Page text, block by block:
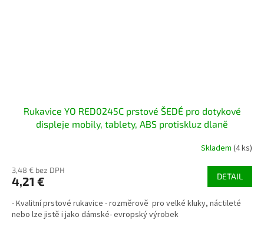
Rukavice YO RED0245C prstové ŠEDÉ pro dotykové
displeje mobily, tablety, ABS protiskluz dlaně
Skladem (4 ks)
3,48 € bez DPH
4,21 € DETAIL
- Kvalitní prstové rukavice - rozměrově pro velké kluky, náctileté
nebo lze jistě i jako dámské- evropský výrobek